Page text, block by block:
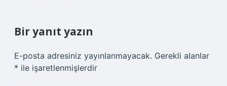
Bir yanıt yazın
E-posta adresiniz yayınlanmayacak. Gerekli alanlar
* ile işaretlenmişlerdir